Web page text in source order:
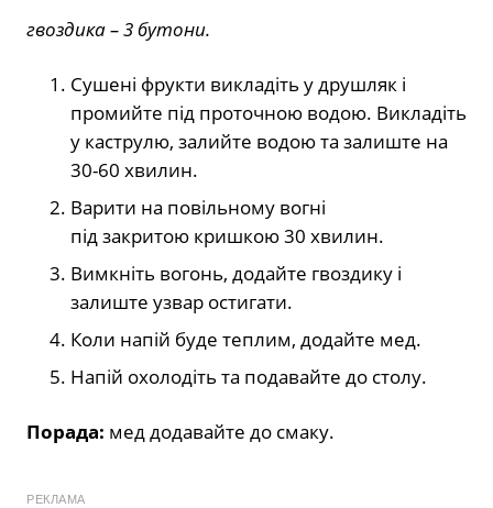
гвоздика –3 бутони.
Сушені фрукти викладіть у друшляк і
промийте під проточною водою. Викладіть
у каструлю, залийте водою та залиште на
30-60 хвилин.
Варити на повільному вогні
під закритою кришкою 30 хвилин.
Вимкніть вогонь, додайте гвоздику і
залиште узвар остигати.
Коли напій буде теплим, додайте мед.
Напій охолодіть та подавайте до столу.
Порада: мед додавайте до смаку.
РЕКЛАМА